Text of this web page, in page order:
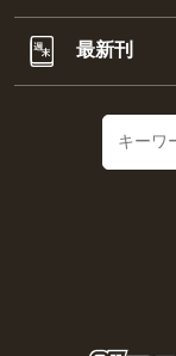
最新刊